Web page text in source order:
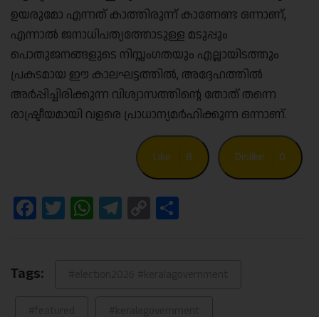
ഉയരുമോ എന്നത് കാത്തിരുന്ന് കാണേണ്ട ഒന്നാണ്,
എന്നാൽ ജനാധിപത്യത്തോടുള്ള മടുപ്പും
പൊതുജനങ്ങളുടെ നിസ്സംഗതയും എല്ലായിടത്തും
പ്രകടമായ ഈ കാലഘട്ടത്തിൽ, അദ്ദേഹത്തിൽ
അർപ്പിച്ചിരിക്കുന്ന വിശ്വാസത്തിന്റെ തോത് തന്നെ
രാഷ്ട്രീയമായി വളരെ പ്രാധാന്യമർഹിക്കുന്ന ഒന്നാണ്.
Like 8 Dislike 0
Facebook
Twitter
WhatsApp
Telegram
Copy
Link
Tags: